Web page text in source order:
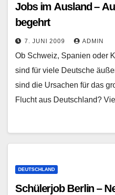
Jobs im Ausland –
begehrt
7. JUNI 2009 ADMIN
Ob Schweiz, Spanien oder
sind für viele Deutsche
sind die Ursachen für das
Flucht aus Deutschland?
DEUTSCHLAND
Schülerjob Berlin –